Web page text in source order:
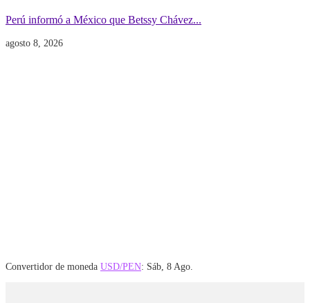
Perú informó a México que Betssy Chávez...
agosto 8, 2026
Convertidor de moneda USD/PEN: Sáb, 8 Ago.